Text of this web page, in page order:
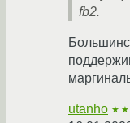
fb2.
utanho